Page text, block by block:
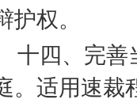
护权。
十四、完善
。适用速裁